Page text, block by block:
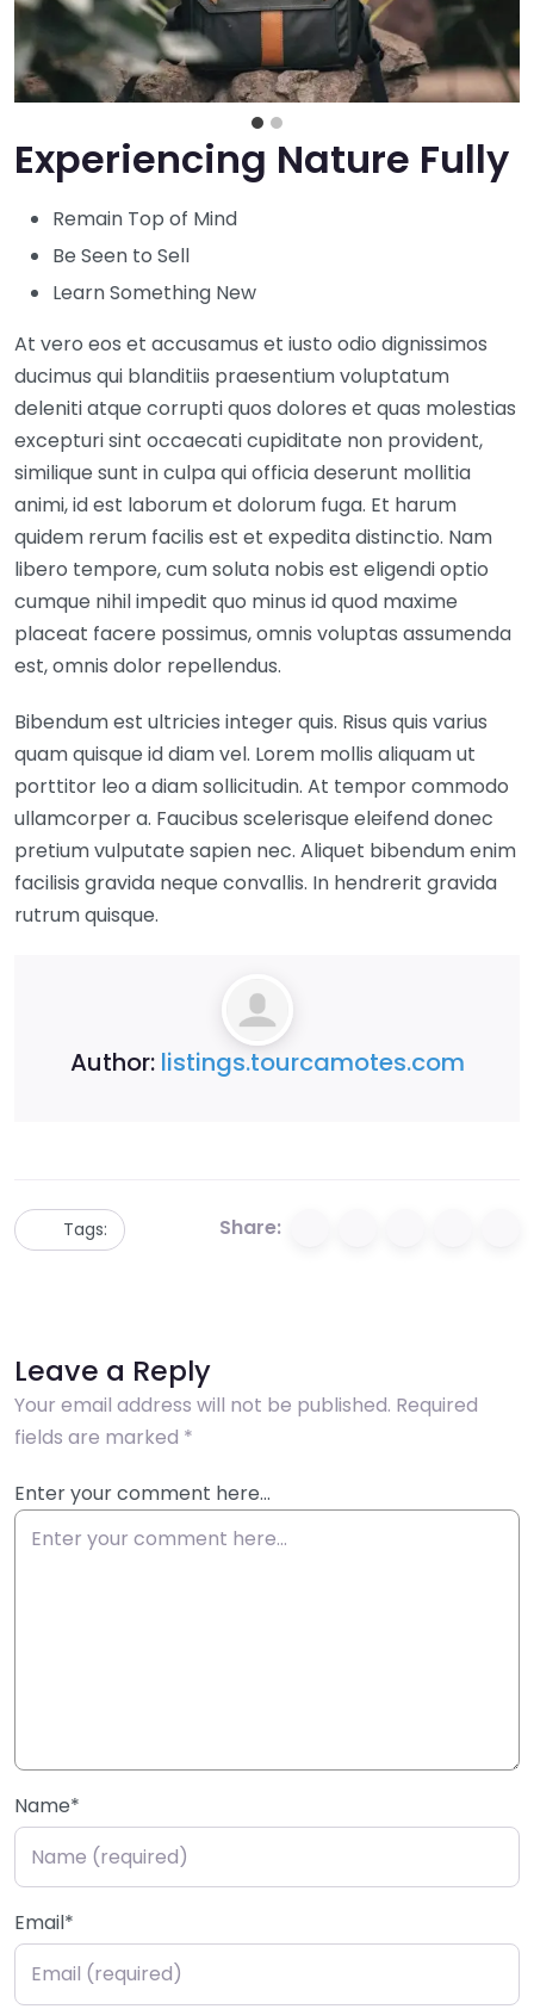
Experiencing Nature Fully
Remain Top of Mind
Be Seen to Sell
Learn Something New
At vero eos et accusamus et iusto odio dignissimos
ducimus qui blanditiis praesentium voluptatum
deleniti atque corrupti quos dolores et quas molestias
excepturi sint occaecati cupiditate non provident,
similique sunt in culpa qui officia deserunt mollitia
animi, id est laborum et dolorum fuga. Et harum
quidem rerum facilis est et expedita distinctio. Nam
libero tempore, cum soluta nobis est eligendi optio
cumque nihil impedit quo minus id quod maxime
placeat facere possimus, omnis voluptas assumenda
est, omnis dolor repellendus.
Bibendum est ultricies integer quis. Risus quis varius
quam quisque id diam vel. Lorem mollis aliquam ut
porttitor leo a diam sollicitudin. At tempor commodo
ullamcorper a. Faucibus scelerisque eleifend donec
pretium vulputate sapien nec. Aliquet bibendum enim
facilisis gravida neque convallis. In hendrerit gravida
rutrum quisque.
Author: listings.tourcamotes.com
Tags: Share:
Leave a Reply
Your email address will not be published. Required
fields are marked *
Enter your comment here…
Name*
Email*